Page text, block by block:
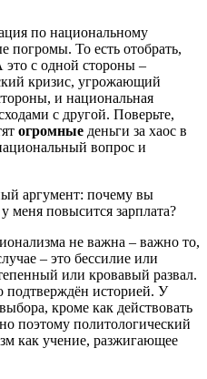
по национальному
погромы. То есть отобрать,
с одной стороны –
кризис, угрожающий
и национальная
с другой. Поверьте,
огромные деньги за хаос в
вопрос и
аргумент: почему вы
меня повысится зарплата?
не важна – важно то,
– это бессилие или
или кровавый развал.
подтверждён историей. У
кроме как действовать
поэтому политологический
как учение, разжигающее